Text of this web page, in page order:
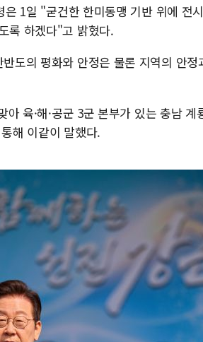
1일 "굳건한 한미동맹 기반 위에 전
록 하겠다"고 밝혔다.
도의 평화와 안정은 물론 지역의 안
육·해·공군 3군 본부가 있는 충남 계
해 이같이 말했다.